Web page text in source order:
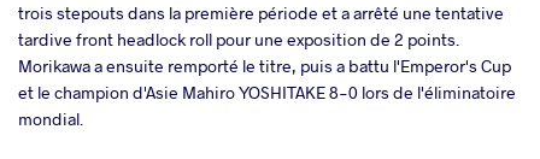
trois stepouts dans la première période et a arrêté une tentative
tardive front headlock roll pour une exposition de 2 points.
Morikawa a ensuite remporté le titre, puis a battu l'Emperor's Cup
et le champion d'Asie Mahiro YOSHITAKE 8-0 lors de l'éliminatoire
mondial.